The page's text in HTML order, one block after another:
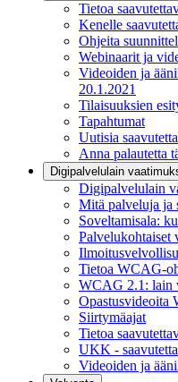
Tietoa
Kenelle
Ohjeita
Webinaarit ja
Videoiden ja
20.1.2021
Tilaisuuksien
Tapahtumat
Uutisia
Anna palautetta
Digipalvelulain
Digipalvelulain
Mitä palveluja ja
Soveltamisala:
Palvelukohtaiset
Tietoa WCAG-
WCAG 2.1: lain
Opastusvideoita
Siirtymäajat
Tietoa
UKK -
Videoiden ja